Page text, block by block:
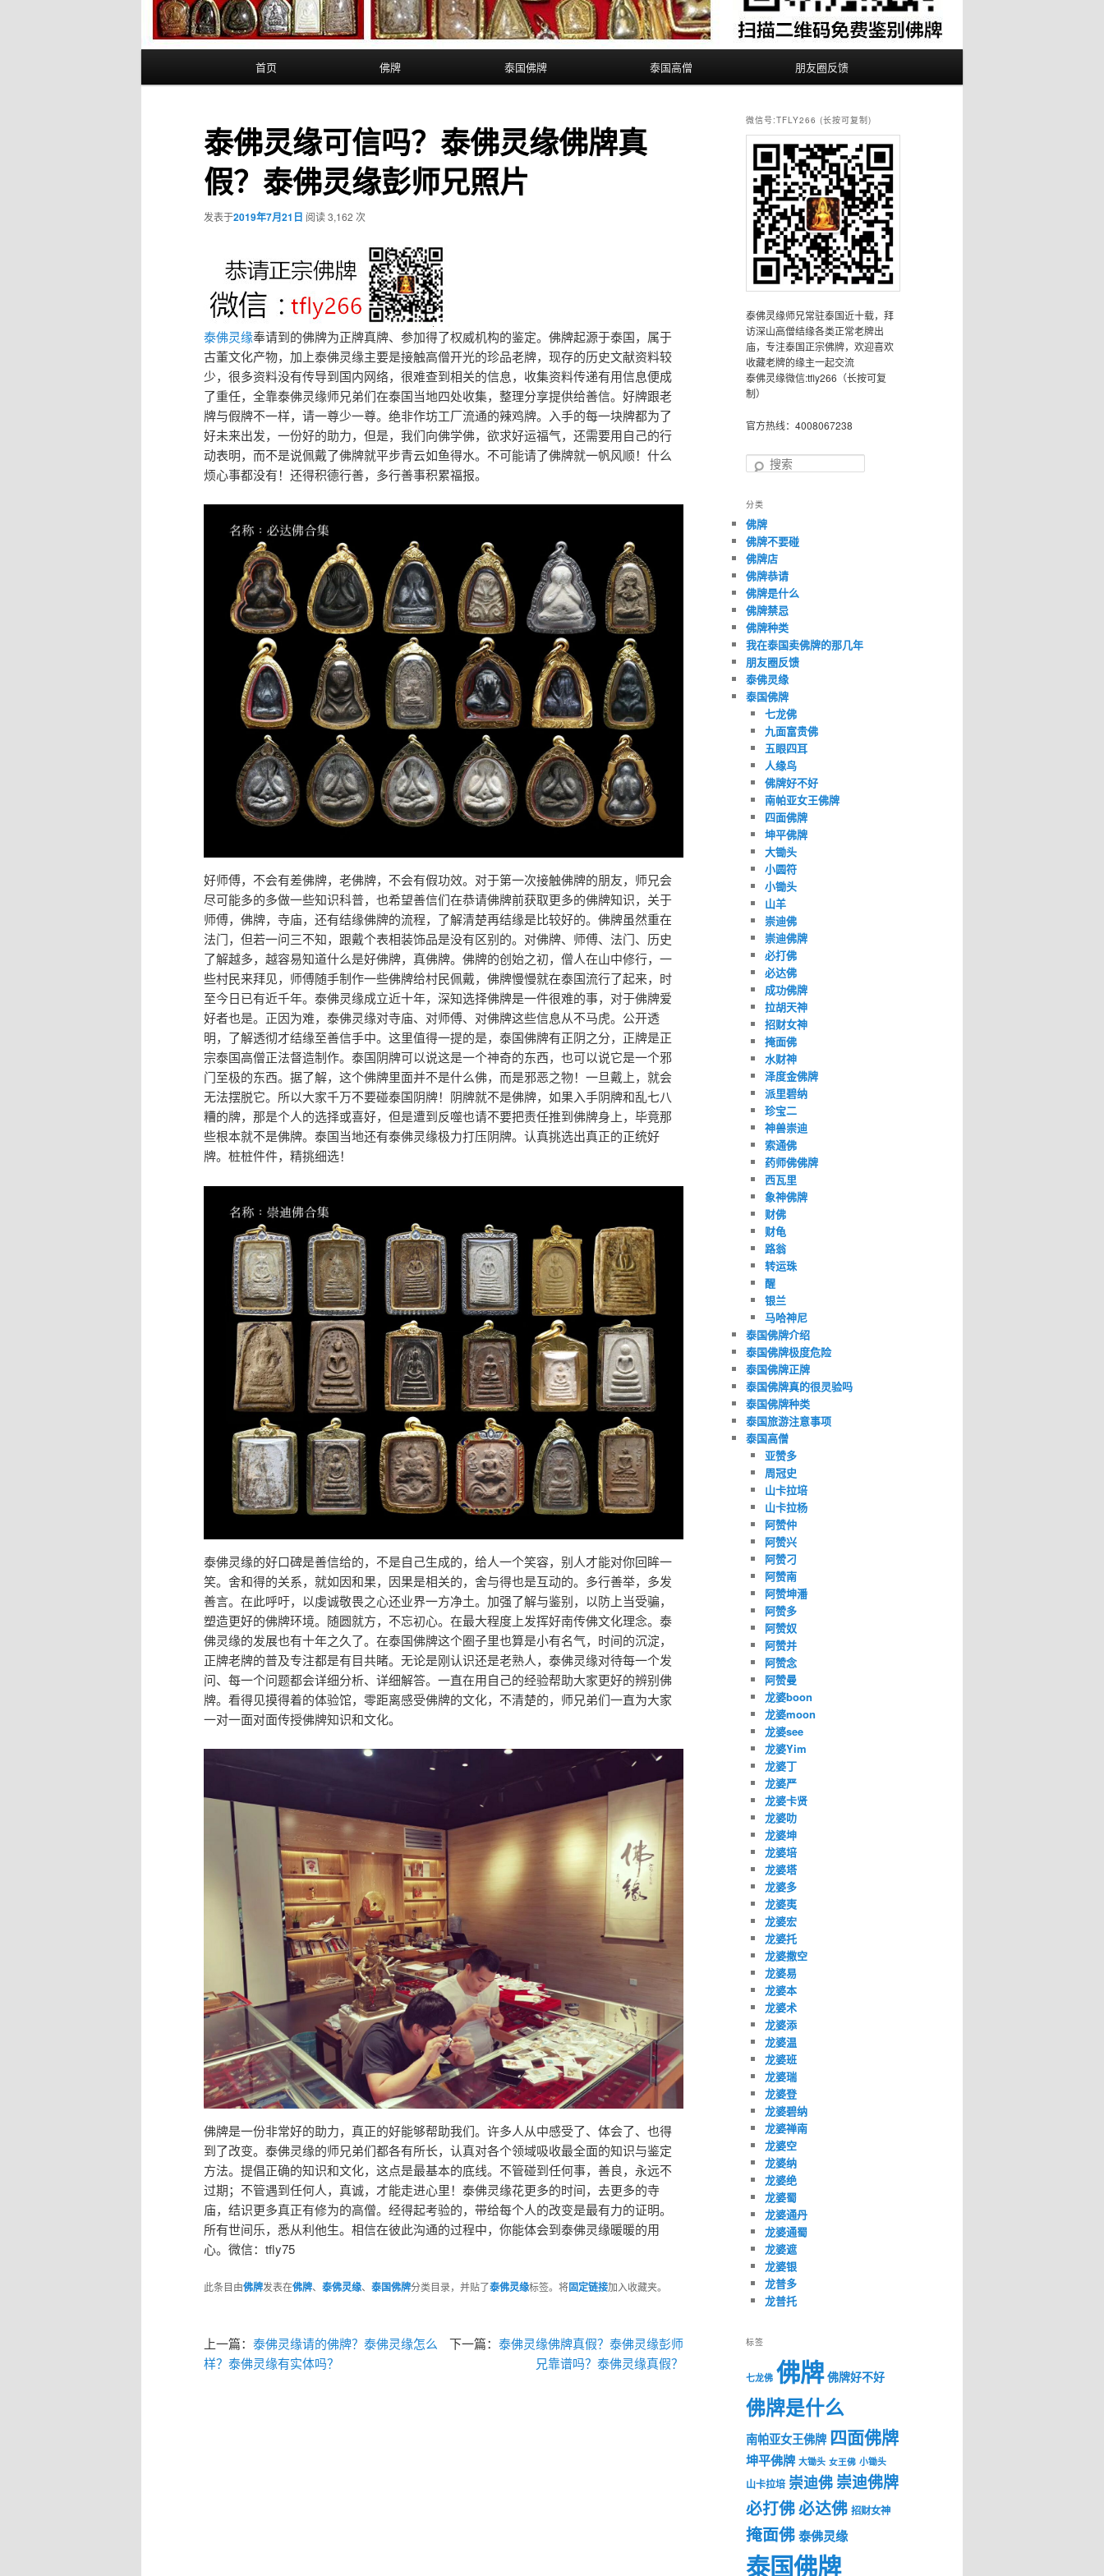
首页 佛牌 泰国佛牌 泰国高僧 朋友圈反馈
泰佛灵缘可信吗？泰佛灵缘佛牌真
假？泰佛灵缘彭师兄照片
发表于2019年7月21日 阅读 3,162 次
泰佛灵缘奉请到的佛牌为正牌真牌、参加得了权威机构的鉴定。佛牌起源于泰国，属于
古董文化产物，加上泰佛灵缘主要是接触高僧开光的珍品老牌，现存的历史文献资料较
少，很多资料没有传导到国内网络，很难查到相关的信息，收集资料传递有用信息便成
了重任，全靠泰佛灵缘师兄弟们在泰国当地四处收集，整理分享提供给善信。好牌跟老
牌与假牌不一样，请一尊少一尊。绝非作坊工厂流通的辣鸡牌。入手的每一块牌都为了
好未来出发，一份好的助力，但是，我们向佛学佛，欲求好运福气，还需要用自己的行
动表明，而不是说佩戴了佛牌就平步青云如鱼得水。不可能请了佛牌就一帆风顺！什么
烦心事都没有！还得积德行善，多行善事积累福报。
好师傅，不会有差佛牌，老佛牌，不会有假功效。对于第一次接触佛牌的朋友，师兄会
尽可能多的多做一些知识科普，也希望善信们在恭请佛牌前获取更多的佛牌知识，关于
师傅，佛牌，寺庙，还有结缘佛牌的流程，了解清楚再结缘是比较好的。佛牌虽然重在
法门，但若一问三不知，跟戴个表相装饰品是没有区别的。对佛牌、师傅、法门、历史
了解越多，越容易知道什么是好佛牌，真佛牌。佛牌的创始之初，僧人在山中修行，一
些村民来拜见，师傅随手制作一些佛牌给村民佩戴，佛牌慢慢就在泰国流行了起来，时
至今日已有近千年。泰佛灵缘成立近十年，深知选择佛牌是一件很难的事，对于佛牌爱
好者也是。正因为难，泰佛灵缘对寺庙、对师傅、对佛牌这些信息从不马虎。公开透
明，了解透彻才结缘至善信手中。这里值得一提的是，泰国佛牌有正阴之分，正牌是正
宗泰国高僧正法督造制作。泰国阴牌可以说这是一个神奇的东西，也可以说它是一个邪
门至极的东西。据了解，这个佛牌里面并不是什么佛，而是邪恶之物！一旦戴上，就会
无法摆脱它。所以大家千万不要碰泰国阴牌！阴牌就不是佛牌，如果入手阴牌和乱七八
糟的牌，那是个人的选择或喜好，但是遭到反噬也请不要把责任推到佛牌身上，毕竟那
些根本就不是佛牌。泰国当地还有泰佛灵缘极力打压阴牌。认真挑选出真正的正统好
牌。桩桩件件，精挑细选！
泰佛灵缘的好口碑是善信给的，不是自己生成的，给人一个笑容，别人才能对你回眸一
笑。舍和得的关系，就如因和果，因果是相关的，舍与得也是互动的。多行善举，多发
善言。在此呼吁，以虔诚敬畏之心还业界一方净土。加强了解与鉴别，以防上当受骗，
塑造更好的佛牌环境。随圆就方，不忘初心。在最大程度上发挥好南传佛文化理念。泰
佛灵缘的发展也有十年之久了。在泰国佛牌这个圈子里也算是小有名气，时间的沉淀，
正牌老牌的普及专注都是有目共睹。无论是刚认识还是老熟人，泰佛灵缘对待每一个发
问、每一个问题都会详细分析、详细解答。一直在用自己的经验帮助大家更好的辨别佛
牌。看得见摸得着的体验馆，零距离感受佛牌的文化，不清楚的，师兄弟们一直为大家
一对一面对面传授佛牌知识和文化。
佛牌是一份非常好的助力，真正的好能够帮助我们。许多人从中感受了、体会了、也得
到了改变。泰佛灵缘的师兄弟们都各有所长，认真对各个领域吸收最全面的知识与鉴定
方法。提倡正确的知识和文化，这点是最基本的底线。不管碰到任何事，善良，永远不
过期；不管遇到任何人，真诚，才能走进心里！泰佛灵缘花更多的时间，去更多的寺
庙，结识更多真正有修为的高僧。经得起考验的，带给每个人的改变是最有力的证明。
所有世间乐，悉从利他生。相信在彼此沟通的过程中，你能体会到泰佛灵缘暖暖的用
心。微信：tfly75
此条目由佛牌发表在佛牌、 泰佛灵缘、 泰国佛牌分类目录，并贴了泰佛灵缘标签。将固定链接加入收藏夹。
上一篇： 泰佛灵缘请的佛牌？泰佛灵缘怎么
样？泰佛灵缘有实体吗？
下一篇： 泰佛灵缘佛牌真假？泰佛灵缘彭师
兄靠谱吗？泰佛灵缘真假？
微信号:TFLY266 (长按可复制)
泰佛灵缘师兄常驻泰国近十载，拜
访深山高僧结缘各类正常老牌出
庙，专注泰国正宗佛牌，欢迎喜欢
收藏老牌的缘主一起交流
泰佛灵缘微信:tfly266（长按可复
制）
官方热线：4008067238
搜
分类
佛牌
佛牌不要碰
佛牌店
佛牌恭请
佛牌是什么
佛牌禁忌
佛牌种类
我在泰国卖佛牌的那几年
朋友圈反馈
泰佛灵缘
泰国佛牌
七龙佛
九面富贵佛
五眼四耳
人缘鸟
佛牌好不好
南帕亚女王佛牌
四面佛牌
坤平佛牌
大锄头
小圆符
小锄头
山羊
崇迪佛
崇迪佛牌
必打佛
必达佛
成功佛牌
拉胡天神
招财女神
掩面佛
水财神
泽度金佛牌
派里碧纳
珍宝二
神兽崇迪
索通佛
药师佛佛牌
西瓦里
象神佛牌
财佛
财龟
路翁
转运珠
醒
银兰
马哈神尼
泰国佛牌介绍
泰国佛牌极度危险
泰国佛牌正牌
泰国佛牌真的很灵验吗
泰国佛牌种类
泰国旅游注意事项
泰国高僧
亚赞多
周冠史
山卡拉培
山卡拉杨
阿赞仲
阿赞兴
阿赞刁
阿赞南
阿赞坤潘
阿赞多
阿赞奴
阿赞并
阿赞念
阿赞曼
龙婆boon
龙婆moon
龙婆see
龙婆Yim
龙婆丁
龙婆严
龙婆卡贤
龙婆叻
龙婆坤
龙婆培
龙婆塔
龙婆多
龙婆夷
龙婆宏
龙婆托
龙婆撒空
龙婆易
龙婆本
龙婆术
龙婆添
龙婆温
龙婆班
龙婆瑞
龙婆登
龙婆碧纳
龙婆禅南
龙婆空
龙婆纳
龙婆绝
龙婆蜀
龙婆通丹
龙婆通蜀
龙婆遮
龙婆银
龙普多
龙普托
标签
七龙佛 佛牌 佛牌好不好
佛牌是什么
南帕亚女王佛牌 四面佛牌
坤平佛牌 大锄头 女王佛 小锄头
山卡拉培 崇迪佛崇迪佛牌
必打佛必达佛 招财女神
掩面佛泰佛灵缘
泰国佛牌